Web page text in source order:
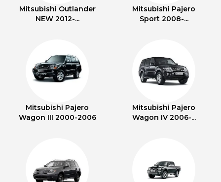
Mitsubishi Outlander
NEW 2012-...
Mitsubishi Pajero
Sport 2008-...
Mitsubishi Pajero
Wagon III 2000-2006
Mitsubishi Pajero
Wagon IV 2006-...